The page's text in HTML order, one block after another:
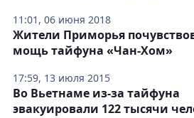
11:01, 06 июня 2018
17:59, 13 июля 2015
Жители Приморья
мощь тайфуна «Чан-Хом»
Во Вьетнаме из-за тайфуна
эвакуировали 122 тысячи